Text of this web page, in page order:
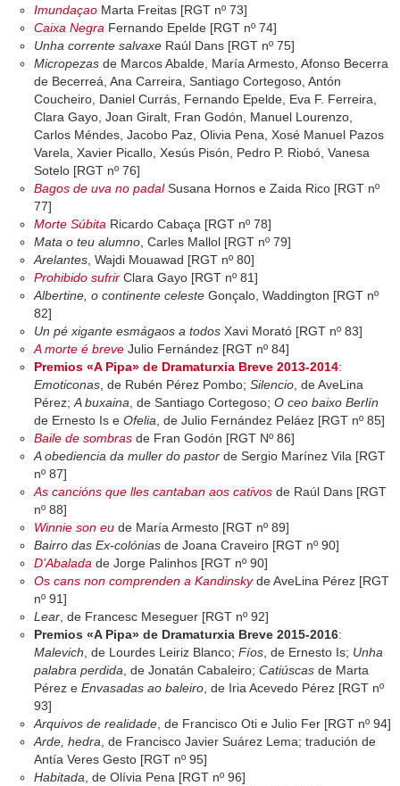
Imundaçao Marta Freitas [RGT nº 73]
Caixa Negra Fernando Epelde [RGT nº 74]
Unha corrente salvaxe Raúl Dans [RGT nº 75]
Micropezas de Marcos Abalde, María Armesto, Afonso Becerra
de Becerreá, Ana Carreira, Santiago Cortegoso, Antón
Coucheiro, Daniel Currás, Fernando Epelde, Eva F. Ferreira,
Clara Gayo, Joan Giralt, Fran Godón, Manuel Lourenzo,
Carlos Méndes, Jacobo Paz, Olivia Pena, Xosé Manuel Pazos
Varela, Xavier Picallo, Xesús Pisón, Pedro P. Riobó, Vanesa
Sotelo [RGT nº 76]
Bagos de uva no padal Susana Hornos e Zaida Rico [RGT nº
77]
Morte Súbita Ricardo Cabaça [RGT nº 78]
Mata o teu alumno, Carles Mallol [RGT nº 79]
Arelantes, Wajdi Mouawad [RGT nº 80]
Prohibido sufrir Clara Gayo [RGT nº 81]
Albertine, o continente celeste Gonçalo, Waddington [RGT nº
82]
Un pé xigante esmágaos a todos Xavi Morató [RGT nº 83]
A morte é breve Julio Fernández [RGT nº 84]
Premios «A Pipa» de Dramaturxia Breve 2013-2014:
Emoticonas, de Rubén Pérez Pombo; Silencio, de AveLina
Pérez;A buxaina, de Santiago Cortegoso; O ceo baixo Berlín
de Ernesto Is e Ofelia, de Julio Fernández Peláez [RGT nº 85]
Baile de sombras de Fran Godón [RGT Nº 86]
A obediencia da muller do pastor de Sergio Marínez Vila [RGT
nº 87]
As cancións que lles cantaban aos cativos de Raúl Dans [RGT
nº 88]
Winnie son eu de María Armesto [RGT nº 89]
Bairro das Ex-colónias de Joana Craveiro [RGT nº 90]
D’Abalada de Jorge Palinhos [RGT nº 90]
Os cans non comprenden a Kandinskyde AveLina Pérez [RGT
nº 91]
Lear, de Francesc Meseguer [RGT nº 92]
Premios «A Pipa» de Dramaturxia Breve 2015-2016:
Malevich, de Lourdes Leiriz Blanco; Fíos, de Ernesto Is; Unha
palabra perdida, de Jonatán Cabaleiro; Catiúscas de Marta
Pérez e Envasadas ao baleiro, de Iria Acevedo Pérez [RGT nº
93]
Arquivos de realidade, de Francisco Oti e Julio Fer [RGT nº 94]
Arde, hedra, de Francisco Javier Suárez Lema; tradución de
Antía Veres Gesto [RGT nº 95]
Habitada, de Olívia Pena [RGT nº 96]